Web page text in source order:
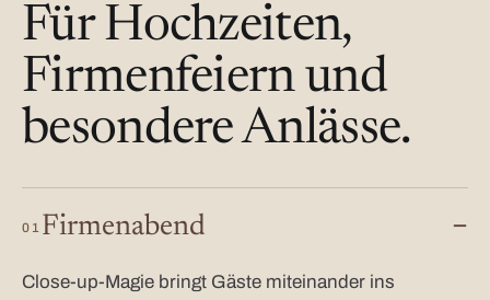
Für Hochzeiten,
Firmenfeiern und
besondere Anlässe.
01 Firmenabend
Close-up-Magie bringt Gäste miteinander ins